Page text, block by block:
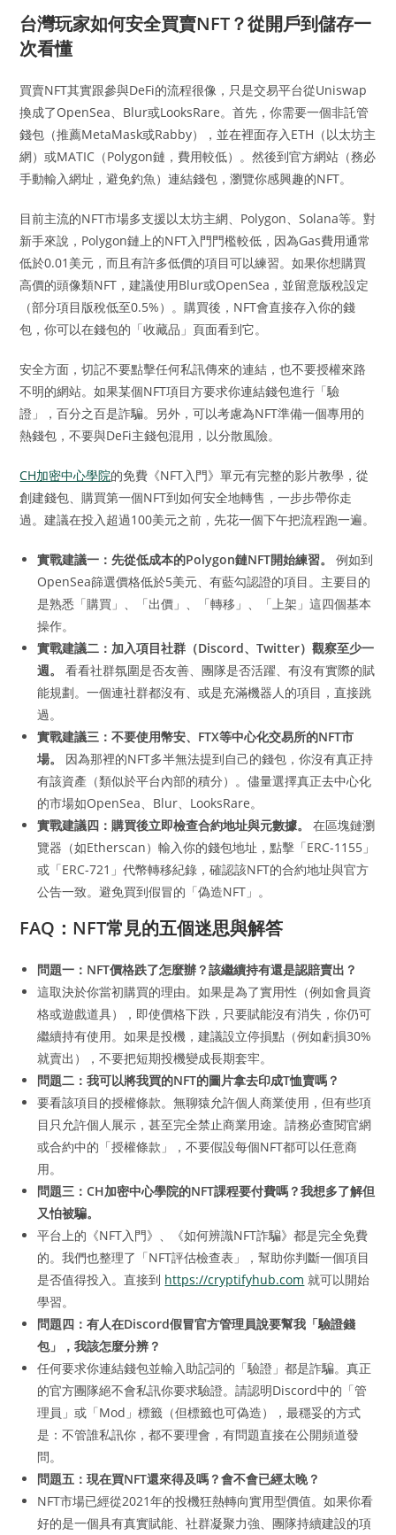
台灣玩家如何安全買賣NFT？從開戶到儲存一
次看懂
買賣NFT其實跟參與DeFi的流程很像，只是交易平台從Uniswap
換成了OpenSea、Blur或LooksRare。首先，你需要一個非託管
錢包（推薦MetaMask或Rabby），並在裡面存入ETH（以太坊主
網）或MATIC（Polygon鏈，費用較低）。然後到官方網站（務必
手動輸入網址，避免釣魚）連結錢包，瀏覽你感興趣的NFT。
目前主流的NFT市場多支援以太坊主網、Polygon、Solana等。對
新手來說，Polygon鏈上的NFT入門門檻較低，因為Gas費用通常
低於0.01美元，而且有許多低價的項目可以練習。如果你想購買
高價的頭像類NFT，建議使用Blur或OpenSea，並留意版稅設定
（部分項目版稅低至0.5%）。購買後，NFT會直接存入你的錢
包，你可以在錢包的「收藏品」頁面看到它。
安全方面，切記不要點擊任何私訊傳來的連結，也不要授權來路
不明的網站。如果某個NFT項目方要求你連結錢包進行「驗
證」，百分之百是詐騙。另外，可以考慮為NFT準備一個專用的
熱錢包，不要與DeFi主錢包混用，以分散風險。
CH加密中心學院的免費《NFT入門》單元有完整的影片教學，從
創建錢包、購買第一個NFT到如何安全地轉售，一步步帶你走
過。建議在投入超過100美元之前，先花一個下午把流程跑一遍。
實戰建議一：先從低成本的Polygon鏈NFT開始練習。
例如到
OpenSea篩選價格低於5美元、有藍勾認證的項目。主要目的
是熟悉「購買」、「出價」、「轉移」、「上架」這四個基本
操作。
實戰建議二：加入項目社群（Discord、Twitter）觀察至少一
週。
看看社群氛圍是否友善、團隊是否活躍、有沒有實際的賦
能規劃。一個連社群都沒有、或是充滿機器人的項目，直接跳
過。
實戰建議三：不要使用幣安、FTX等中心化交易所的NFT市
場。
因為那裡的NFT多半無法提到自己的錢包，你沒有真正持
有該資產（類似於平台內部的積分）。儘量選擇真正去中心化
的市場如OpenSea、Blur、LooksRare。
實戰建議四：購買後立即檢查合約地址與元數據。
在區塊鏈瀏
覽器（如Etherscan）輸入你的錢包地址，點擊「ERC-1155」
或「ERC-721」代幣轉移紀錄，確認該NFT的合約地址與官方
公告一致。避免買到假冒的「偽造NFT」。
FAQ：NFT常見的五個迷思與解答
問題一：NFT價格跌了怎麼辦？該繼續持有還是認賠賣出？
這取決於你當初購買的理由。如果是為了實用性（例如會員資
格或遊戲道具），即使價格下跌，只要賦能沒有消失，你仍可
繼續持有使用。如果是投機，建議設立停損點（例如虧損30%
就賣出），不要把短期投機變成長期套牢。
問題二：我可以將我買的NFT的圖片拿去印成T恤賣嗎？
要看該項目的授權條款。無聊猿允許個人商業使用，但有些項
目只允許個人展示，甚至完全禁止商業用途。請務必查閱官網
或合約中的「授權條款」，不要假設每個NFT都可以任意商
用。
問題三：CH加密中心學院的NFT課程要付費嗎？我想多了解但
又怕被騙。
平台上的《NFT入門》、《如何辨識NFT詐騙》都是完全免費
的。我們也整理了「NFT評估檢查表」，幫助你判斷一個項目
是否值得投入。直接到 https://cryptifyhub.com 就可以開始
學習。
問題四：有人在Discord假冒官方管理員說要幫我「驗證錢
包」，我該怎麼分辨？
任何要求你連結錢包並輸入助記詞的「驗證」都是詐騙。真正
的官方團隊絕不會私訊你要求驗證。請認明Discord中的「管
理員」或「Mod」標籤（但標籤也可偽造），最穩妥的方式
是：不管誰私訊你，都不要理會，有問題直接在公開頻道發
問。
問題五：現在買NFT還來得及嗎？會不會已經太晚？
NFT市場已經從2021年的投機狂熱轉向實用型價值。如果你看
好的是一個具有真實賦能、社群凝聚力強、團隊持續建設的項